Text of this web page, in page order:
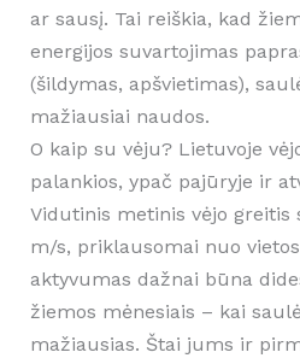
ar sausį. Tai reiškia, kad
energijos suvartojimas
(šildymas, apšvietimas),
mažiausiai naudos.
O kaip su vėju? Lietuvoje
palankios, ypač pajūryje ir
Vidutinis metinis vėjo greitis
m/s, priklausomai nuo
aktyvumas dažnai būna
žiemos mėnesiais – kai
mažiausias. Štai jums ir